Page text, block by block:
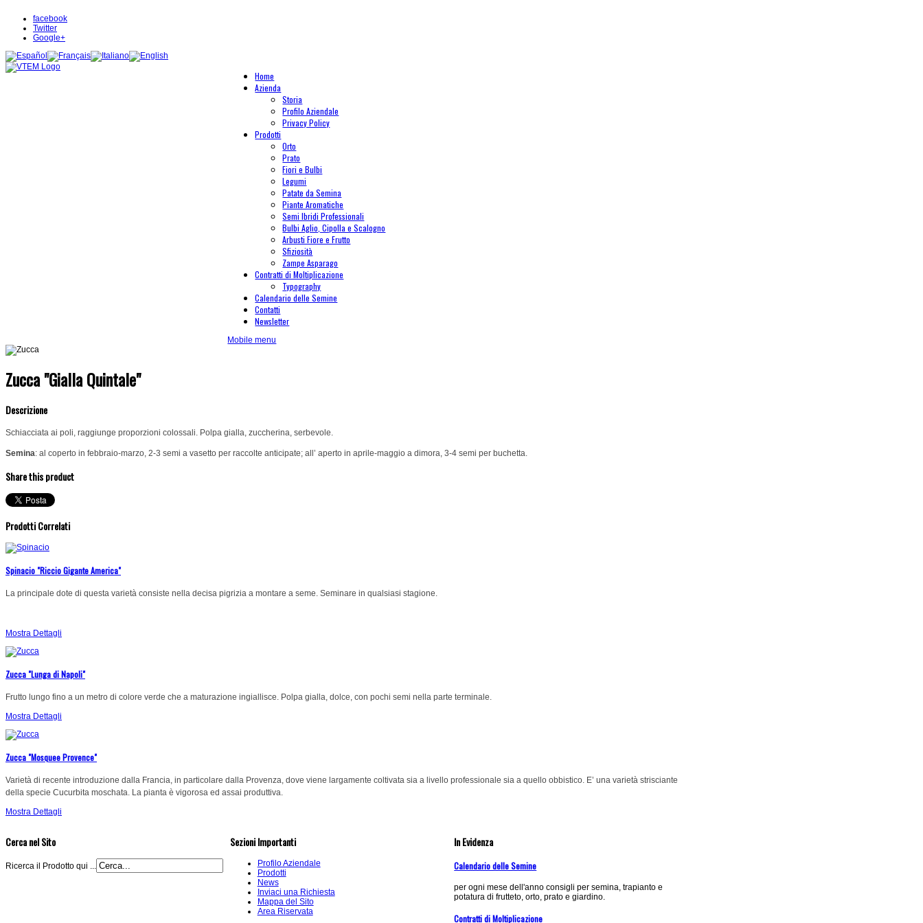
facebook
Twitter
Google+
Home
Azienda
Storia
Profilo Aziendale
Privacy Policy
Prodotti
Orto
Prato
Fiori e Bulbi
Legumi
Patate da Semina
Piante Aromatiche
Semi Ibridi Professionali
Bulbi Aglio, Cipolla e Scalogno
Arbusti Fiore e Frutto
Sfiziosità
Zampe Asparago
Contratti di Moltiplicazione
Typography
Calendario delle Semine
Contatti
Newsletter
Mobile menu
Zucca "Gialla Quintale"
Descrizione
Schiacciata ai poli, raggiunge proporzioni colossali. Polpa gialla, zuccherina, serbevole.
Semina: al coperto in febbraio-marzo, 2-3 semi a vasetto per raccolte anticipate; all’ aperto in aprile-maggio a dimora, 3-4 semi per buchetta.
Share this product
Prodotti Correlati
Spinacio "Riccio Gigante America"
La principale dote di questa varietà consiste nella decisa pigrizia a montare a seme. Seminare in qualsiasi stagione.
Mostra Dettagli
Zucca "Lunga di Napoli"
Frutto lungo fino a un metro di colore verde che a maturazione ingiallisce. Polpa gialla, dolce, con pochi semi nella parte terminale.
Mostra Dettagli
Zucca "Mosquee Provence"
Varietà di recente introduzione dalla Francia, in particolare dalla Provenza, dove viene largamente coltivata sia a livello professionale sia a quello obbistico. E’ una varietà strisciante
della specie Cucurbita moschata. La pianta è vigorosa ed assai produttiva.
Mostra Dettagli
Cerca nel Sito
Ricerca il Prodotto qui ...
Sezioni Importanti
Profilo Aziendale
Prodotti
News
Inviaci una Richiesta
Mappa del Sito
Area Riservata
In Evidenza
Calendario delle Semine
per ogni mese dell'anno consigli per semina, trapianto e
potatura di frutteto, orto, prato e giardino.
Contratti di Moltiplicazione